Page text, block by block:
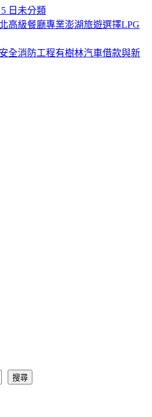
日 類
未分類
高級餐廳專業澎湖旅遊選擇LPG
全消防工程有樹林汽車借款與新
搜尋